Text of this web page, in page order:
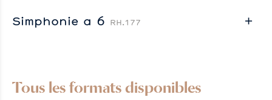
Simphonie a 6 RH.177
Tous les formats disponibles